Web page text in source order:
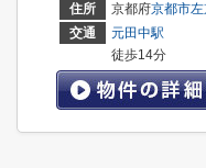
住所
京都府京都市左
交通
元田中駅
徒歩14分